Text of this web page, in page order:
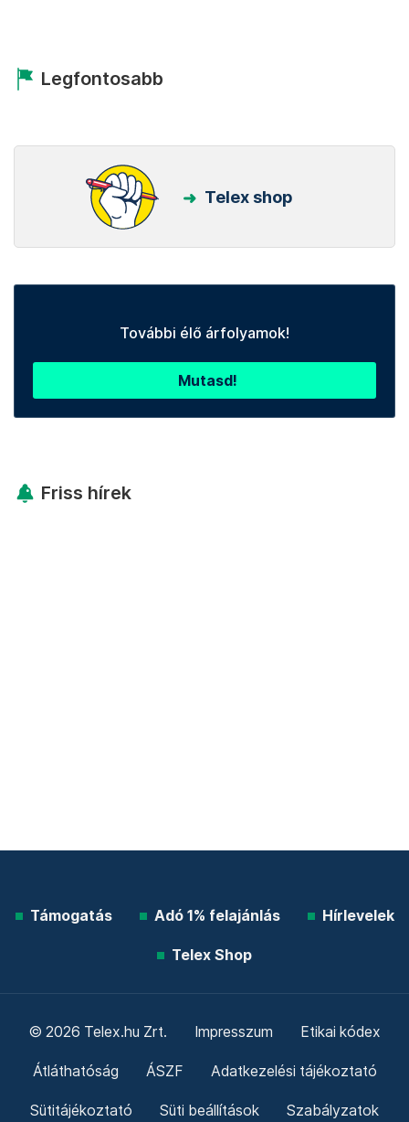
Legfontosabb
Telex shop
További élő árfolyamok!
Mutasd!
Friss hírek
Támogatás Adó 1% felajánlás Hírlevelek
Telex Shop
© 2026 Telex.hu Zrt. Impresszum Etikai kódex
Átláthatóság ÁSZF Adatkezelési tájékoztató
Sütitájékoztató Süti beállítások Szabályzatok